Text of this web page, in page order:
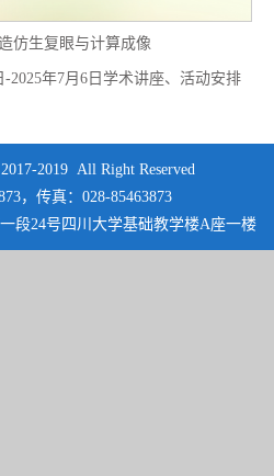
仿生复眼与计算成像
-2025年7月6日学术讲座、活动安排
2019 All Right Reserved
，传真：028-85463873
段24号四川大学基础教学楼A座一楼